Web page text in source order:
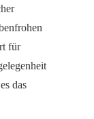
für
das